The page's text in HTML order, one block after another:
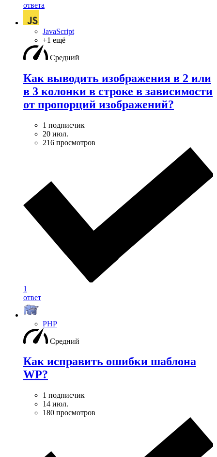
ответа
JavaScript
+1 ещё
Средний
Как выводить изображения в 2 или
в 3 колонки в строке в зависимости
от пропорций изображений?
1 подписчик
20 июл.
216 просмотров
1
ответ
PHP
Средний
Как исправить ошибки шаблона
WP?
1 подписчик
14 июл.
180 просмотров